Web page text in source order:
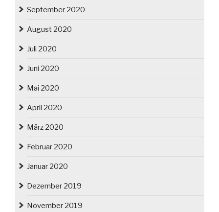
September 2020
August 2020
Juli 2020
Juni 2020
Mai 2020
April 2020
März 2020
Februar 2020
Januar 2020
Dezember 2019
November 2019